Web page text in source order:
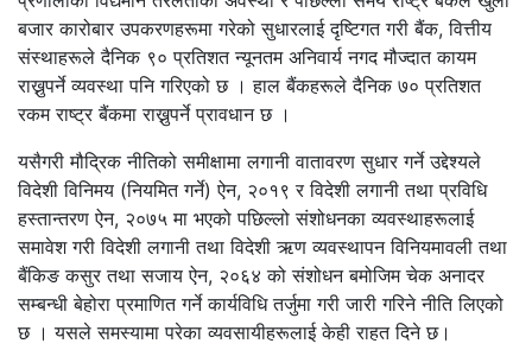
बजार कारोबार उपकरणहरूमा गरेको सुधारलाई दृष्टिगत गरी बैंक, वित्तीय
संस्थाहरूले दैनिक ९० प्रतिशत न्यूनतम अनिवार्य नगद मौज्दात कायम
राख्नुपर्ने व्यवस्था पनि गरिएको छ । हाल बैंकहरूले दैनिक ७० प्रतिशत
रकम राष्ट्र बैंकमा राख्नुपर्ने प्रावधान छ ।
यसैगरी मौद्रिक नीतिको समीक्षामा लगानी वातावरण सुधार गर्ने उद्देश्यले
विदेशी विनिमय (नियमित गर्ने) ऐन, २०१९ र विदेशी लगानी तथा प्रविधि
हस्तान्तरण ऐन, २०७५ मा भएको पछिल्लो संशोधनका व्यवस्थाहरूलाई
समावेश गरी विदेशी लगानी तथा विदेशी ऋण व्यवस्थापन विनियमावली तथा
बैंकिङ कसुर तथा सजाय ऐन, २०६४ को संशोधन बमोजिम चेक अनादर
सम्बन्धी बेहोरा प्रमाणित गर्ने कार्यविधि तर्जुमा गरी जारी गरिने नीति लिएको
छ । यसले समस्यामा परेका व्यवसायीहरूलाई केही राहत दिने छ।